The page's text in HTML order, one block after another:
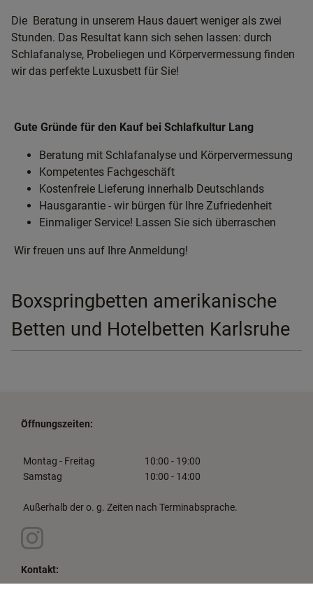
Die Beratung in unserem Haus dauert weniger als zwei
Stunden. Das Resultat kann sich sehen lassen: durch
Schlafanalyse, Probeliegen und Körpervermessung finden
wir das perfekte Luxusbett für Sie!
Gute Gründe für den Kauf bei Schlafkultur Lang
Beratung mit Schlafanalyse und Körpervermessung
Kompetentes Fachgeschäft
Kostenfreie Lieferung innerhalb Deutschlands
Hausgarantie - wir bürgen für Ihre Zufriedenheit
Einmaliger Service! Lassen Sie sich überraschen
Wir freuen uns auf Ihre Anmeldung!
Boxspringbetten amerikanische
Betten und Hotelbetten Karlsruhe
Öffnungszeiten:
Montag - Freitag
10:00 - 19:00
Samstag
10:00 - 14:00
Außerhalb der o. g. Zeiten nach Terminabsprache.
Kontakt: